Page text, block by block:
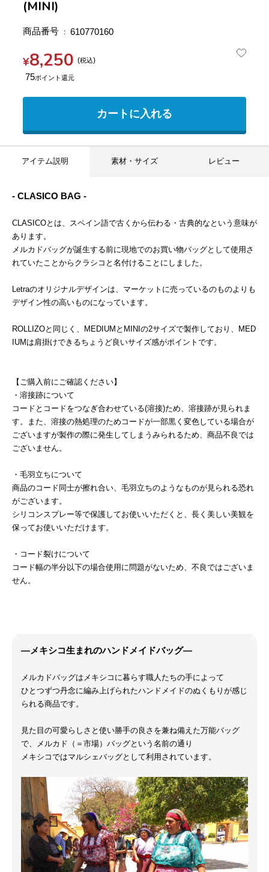
(MINI)
商品番号 610770160
¥8,250 税込
75
カートに入れる
アイテム説明 素材・サイズ レビュー
- CLASICO BAG -
CLASICOとは、スペイン語で古くから伝わる・古典的なという意味が
あります。
メルカドバッグが誕生する前に現地でのお買い物バッグとして使用さ
れていたことからクラシコと名付けることにしました。
Letraのオリジナルデザインは、マーケットに売っているのものよりも
デザイン性の高いものになっています。
ROLLIZOと同じく、MEDIUMとMINIの2サイズで製作しており、MED
IUMは肩掛けできるちょうど良いサイズ感がポイントです。
【ご購入前にご確認ください】
・溶接跡について
コードとコードをつなぎ合わせている(溶接)ため、溶接跡が見られま
す。また、溶接の熱処理のためコードが一部黒く変色している場合が
ございますが製作の際に発生してしまうみられるため、商品不良では
ございません。
・毛羽立ちについて
商品のコード同士が擦れ合い、毛羽立ちのようなものが見られる恐れ
がございます。
シリコンスプレー等で保護してお使いいただくと、長く美しい美観を
保ってお使いいただけます。
・コード裂けについて
コード幅の半分以下の場合使用に問題がないため、不良ではございま
せん。
―メキシコ生まれのハンドメイドバッグ―
メルカドバッグはメキシコに暮らす職人たちの手によって
ひとつずつ丹念に編み上げられたハンドメイドのぬくもりが感じ
られる商品です。
見た目の可愛らしさと使い勝手の良さを兼ね備えた万能バッグ
で、メルカド（＝市場）バッグという名前の通り
メキシコではマルシェバッグとして利用されています。